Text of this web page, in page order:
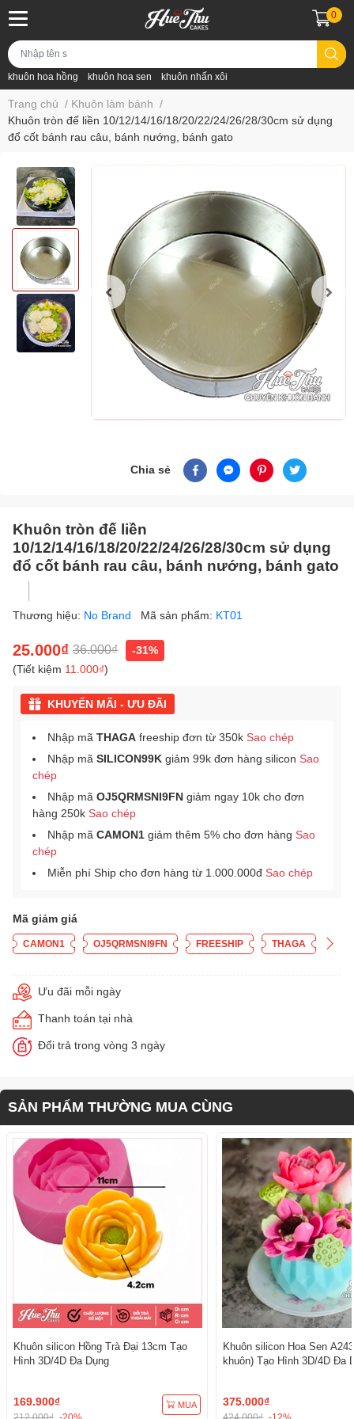
khuôn hoa hồng khuôn hoa sen khuôn nhấn xôi
0
Trang chủ / Khuôn làm bánh /
Khuôn tròn đế liền 10/12/14/16/18/20/22/24/26/28/30cm sử dụng
đổ cốt bánh rau câu, bánh nướng, bánh gato
Chia sẻ
Khuôn tròn đế liền
10/12/14/16/18/20/22/24/26/28/30cm sử dụng
đổ cốt bánh rau câu, bánh nướng, bánh gato
Thương hiệu: No Brand Mã sản phẩm: KT01
25.000₫ 36.000₫
-31%
(Tiết kiệm 11.000₫)
KHUYẾN MÃI - ƯU ĐÃI
Nhập mã THAGA freeship đơn từ 350k Sao chép
Nhập mã SILICON99K giảm 99k đơn hàng silicon Sao
chép
Nhập mã OJ5QRMSNI9FN giảm ngay 10k cho đơn
hàng 250k Sao chép
Nhập mã CAMON1 giảm thêm 5% cho đơn hàng Sao
chép
Miễn phí Ship cho đơn hàng từ 1.000.000đ Sao chép
Mã giảm giá
CAMON1 OJ5QRMSNI9FN FREESHIP THAGA
Ưu đãi mỗi ngày
Thanh toán tại nhà
Đổi trả trong vòng 3 ngày
SẢN PHẨM THƯỜNG MUA CÙNG
Khuôn silicon Hồng Trà Đại 13cm Tạo
Hình 3D/4D Đa Dụng
169.900₫ MUA
Khuôn silicon Hoa Sen
khuôn) Tạo Hình 3D/4D Đa
375.000₫